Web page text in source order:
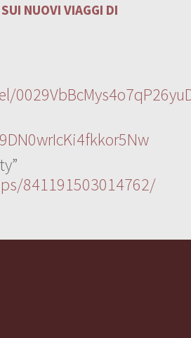
NUOVI VIAGGI DI
841191503014762/